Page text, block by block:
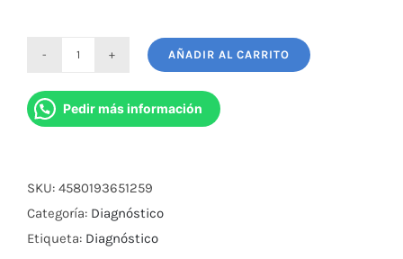
Termometro
Citizen
Cta-
AÑADIR AL CARRITO
Pedir más información
SKU: 4580193651259
Categoría: Diagnóstico
Etiqueta: Diagnóstico